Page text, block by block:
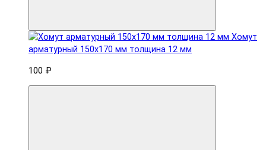
Хомут
арматурный 150x170 мм толщина 12 мм
100 ₽